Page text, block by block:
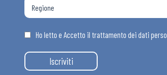
Ho letto e Accetto il trattamento dei dati
Iscriviti